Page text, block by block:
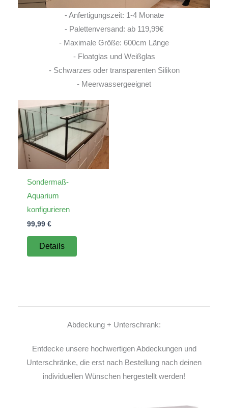
- Anfertigungszeit: 1-4 Monate
- Palettenversand: ab 119,99€
- Maximale Größe: 600cm Länge
- Floatglas und Weißglas
- Schwarzes oder transparenten Silikon
- Meerwassergeeignet
Sondermaß-
Aquarium
konfigurieren
99,99 €
Details
Abdeckung + Unterschrank:
Entdecke unsere hochwertigen Abdeckungen und
Unterschränke, die erst nach Bestellung nach deinen
individuellen Wünschen hergestellt werden!